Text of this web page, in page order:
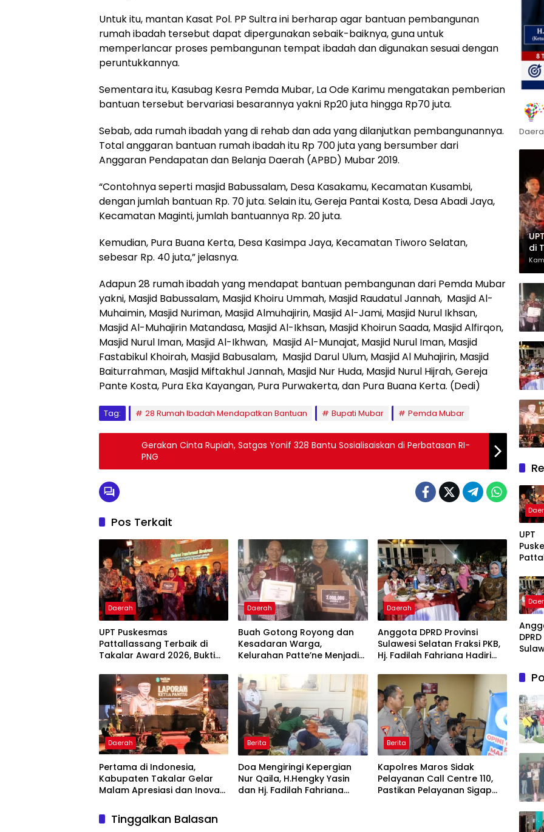
Untuk itu, mantan Kasat Pol. PP Sultra ini berharap agar bantuan pembangunan
rumah ibadah tersebut dapat dipergunakan sebaik-baiknya, guna untuk
memperlancar proses pembangunan tempat ibadah dan digunakan sesuai dengan
peruntukkannya.
Sementara itu, Kasubag Kesra Pemda Mubar, La Ode Karimu mengatakan pemberian
bantuan tersebut bervariasi besarannya yakni Rp20 juta hingga Rp70 juta.
Sebab, ada rumah ibadah yang di rehab dan ada yang dilanjutkan pembangunannya.
Total anggaran bantuan rumah ibadah itu Rp 700 juta yang bersumber dari
Anggaran Pendapatan dan Belanja Daerah (APBD) Mubar 2019.
“Contohnya seperti masjid Babussalam, Desa Kasakamu, Kecamatan Kusambi,
dengan jumlah bantuan Rp. 70 juta. Selain itu, Gereja Pantai Kosta, Desa Abadi Jaya,
Kecamatan Maginti, jumlah bantuannya Rp. 20 juta.
Kemudian, Pura Buana Kerta, Desa Kasimpa Jaya, Kecamatan Tiworo Selatan,
sebesar Rp. 40 juta,” jelasnya.
Adapun 28 rumah ibadah yang mendapat bantuan pembangunan dari Pemda Mubar
yakni, Masjid Babussalam, Masjid Khoiru Ummah, Masjid Raudatul Jannah, Masjid Al-
Muhaimin, Masjid Nuriman, Masjid Almuhajirin, Masjid Al-Jami, Masjid Nurul Ikhsan,
Masjid Al-Muhajirin Matandasa, Masjid Al-Ikhsan, Masjid Khoirun Saada, Masjid Alfirqon,
Masjid Nurul Iman, Masjid Al-Ikhwan, Masjid Al-Munajat, Masjid Nurul Iman, Masjid
Fastabikul Khoirah, Masjid Babusalam, Masjid Darul Ulum, Masjid Al Muhajirin, Masjid
Baiturrahman, Masjid Miftakhul Jannah, Masjid Nur Huda, Masjid Nurul Hijrah, Gereja
Pante Kosta, Pura Eka Kayangan, Pura Purwakerta, dan Pura Buana Kerta. (Dedi)
Tag: 28 Rumah Ibadah Mendapatkan Bantuan Bupati Mubar Pemda Mubar
Gerakan Cinta Rupiah, Satgas Yonif 328 Bantu Sosialisaiskan di Perbatasan RI-
PNG
Pos Terkait
Daerah
UPT Puskesmas
Pattallassang Terbaik di
Takalar Award 2026, Bukti
Pelayanan Kesehatan
Berkualitas
Daerah
Buah Gotong Royong dan
Kesadaran Warga,
Kelurahan Patte’ne Menjadi
Daerah
Anggota DPRD Provinsi
Sulawesi Selatan Fraksi PKB,
Hj. Fadilah Fahriana Hadiri
Menyalakan Lentera
Pengabdian Melalui Malam
Apresiasi dan Inovasi Award
2026
Daerah
Pertama di Indonesia,
Kabupaten Takalar Gelar
Malam Apresiasi dan Inovasi
Penghargaan bagi Pelayan
Publik Berprestasi
Berita
Doa Mengiringi Kepergian
Nur Qaila, H.Hengky Yasin
dan Hj. Fadilah Fahriana
Berita
Kapolres Maros Sidak
Pelayanan Call Centre 110,
Pastikan Pelayanan Sigap
Tinggalkan Balasan
di
UPT
Bukti
Fraksi
Beri
:
dan